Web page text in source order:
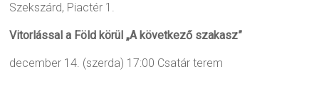
Szekszárd, Piactér 1.
Vitorlással a Föld körül „A következő szakasz”
december 14. (szerda) 17:00 Csatár terem